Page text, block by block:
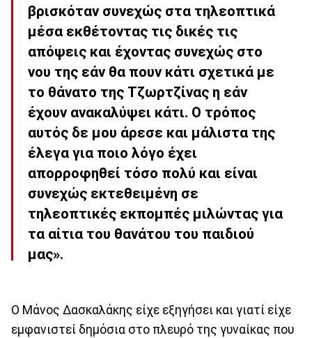
βρισκόταν συνεχώς στα τηλεοπτικά
μέσα εκθέτοντας τις δικές τις
απόψεις και έχοντας συνεχώς στο
νου της εάν θα πουν κάτι σχετικά με
το θάνατο της Τζωρτζίνας η εάν
έχουν ανακαλύψει κάτι. Ο τρόπος
αυτός δε μου άρεσε και μάλιστα της
έλεγα για ποιο λόγο έχει
απορροφηθεί τόσο πολύ και είναι
συνεχώς εκτεθειμένη σε
τηλεοπτικές εκπομπές μιλώντας για
τα αίτια του θανάτου του παιδιού
μας».
Ο Μάνος Δασκαλάκης είχε εξηγήσει και γιατί είχε
εμφανιστεί δημόσια στο πλευρό της γυναίκας που